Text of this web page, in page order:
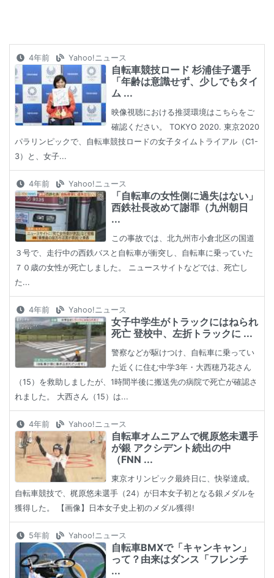
4年前 Yahoo!ニュース
自転車競技ロード 杉浦佳子選手
「年齢は意識せず、少しでもタイ
ム ...
映像視聴における推奨環境はこちらをご
確認ください。 TOKYO 2020. 東京2020
パラリンピックで、自転車競技ロードの女子タイムトライアル（C1-
3）と、女子...
4年前 Yahoo!ニュース
「自転車の女性側に過失はない」
西鉄社長改めて謝罪（九州朝日
...
この事故では、北九州市小倉北区の国道
３号で、走行中の西鉄バスと自転車が衝突し、自転車に乗っていた
７０歳の女性が死亡しました。 ニュースサイトなどでは、死亡し
た...
4年前 Yahoo!ニュース
女子中学生がトラックにはねられ
死亡 登校中、左折トラックに ...
警察などが駆けつけ、自転車に乗ってい
た近くに住む中学3年・大西穂乃花さん
（15）を救助しましたが、1時間半後に搬送先の病院で死亡が確認さ
れました。 大西さん（15）は...
4年前 Yahoo!ニュース
自転車オムニアムで梶原悠未選手
が銀 アクシデント続出の中
（FNN ...
東京オリンピック最終日に、快挙達成。
自転車競技で、梶原悠未選手（24）が日本女子初となる銀メダルを
獲得した。 【画像】日本女子史上初のメダル獲得!
5年前 Yahoo!ニュース
自転車BMXで「キャンキャン」
って？由来はダンス「フレンチ
...